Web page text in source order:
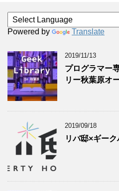
Powered by Translate
2019/11/13
プログラマー
リー秋葉原オ
2019/09/18
リバ邸×ギーク